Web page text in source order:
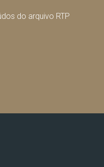
do arquivo RTP